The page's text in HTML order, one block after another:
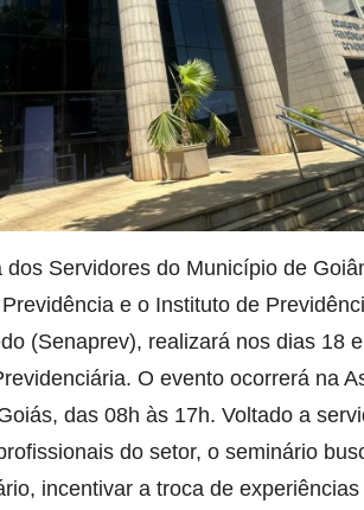
Servidores do Município de
e o Instituto de
(Senaprev), realizará nos dias 18
O evento ocorrerá na
das 08h às 17h. Voltado a
do setor, o seminário
incentivar a troca de